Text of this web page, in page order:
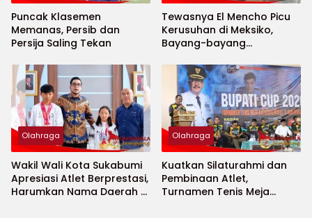
Puncak Klasemen
Memanas, Persib dan
Persija Saling Tekan
Tewasnya El Mencho Picu
Kerusuhan di Meksiko,
Bayang-bayang
2026 Menguat
Olahraga
Wakil Wali Kota Sukabumi
Apresiasi Atlet Berprestasi,
Harumkan Nama Daerah di
Olahraga
Kuatkan Silaturahmi dan
Pembinaan Atlet,
Turnamen Tenis Meja